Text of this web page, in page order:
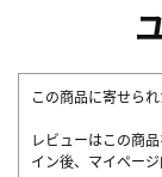
この商品に寄せら
レビューはこの商
イン後、マイページ